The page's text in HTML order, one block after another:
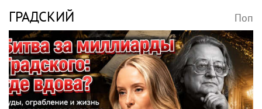
ГРАДСКИЙ Поп